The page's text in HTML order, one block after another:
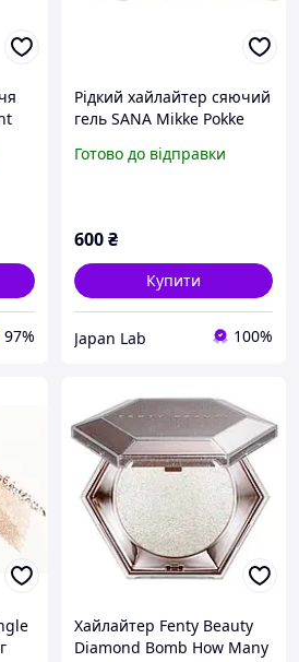
97%
Рідкий хайлайтер сяючий
гель SANA Mikke Pokke
Готово до відправки
600₴
Купити
Japan Lab 100%
Хайлайтер Fenty Beauty
Diamond Bomb How Many